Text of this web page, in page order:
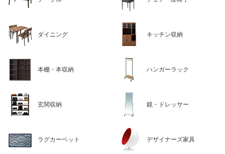
ダイニング キッチン収納
本棚・本収納 ハンガーラック
玄関収納 鏡・ドレッサー
ラグカーペット デザイナーズ家具